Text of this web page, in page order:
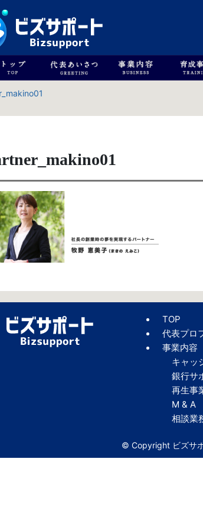
TOP
代表プロ
事業内容
キャッ
銀行サ
再生事
M & A
相談業
© Copyright ビズサ